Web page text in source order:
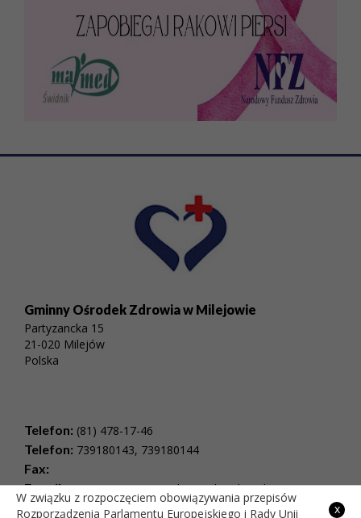
Gminny Ośrodek Zdrowia w Milejowie
Partyzancka 15
21-020 Milejów
Polska
Telefon: (81) 478-17-46
Telefon: 739180143, 739180144
Fax:
E-mail:rejestracjaspzoz@milejow.pl , Adres do e-
Doręczeń: AE:PL-36199-84870-VCEDT-23
x
W związku z rozpoczęciem obowiązywania przepisów
Rozporządzenia Parlamentu Europejskiego i Rady Unii